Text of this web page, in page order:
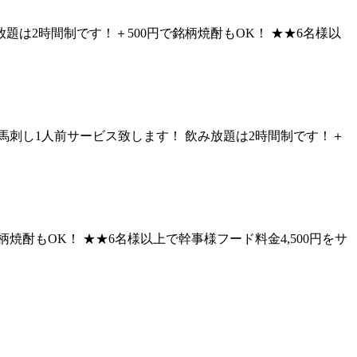
題は2時間制です！＋500円で銘柄焼酎もOK！ ★★6名様以
し1人前サービス致します！ 飲み放題は2時間制です！＋
焼酎もOK！ ★★6名様以上で幹事様フード料金4,500円をサ